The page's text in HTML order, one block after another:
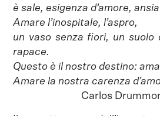
è sale, esigenza d’amore,
Amare l’inospitale, l’aspro,
un vaso senza fiori, un suolo
rapace.
Questo è il nostro destino:
Amare la nostra carenza
Carlos Drummond